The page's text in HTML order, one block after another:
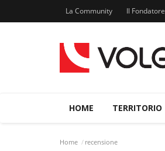
La Community Il Fondatore
HOME TERRITORIO
Home recensione